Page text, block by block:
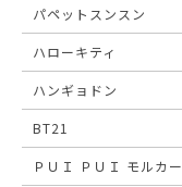
パペットスンスン
ハローキティ
ハンギョドン
BT21
ＰＵＩ ＰＵＩ モルカー